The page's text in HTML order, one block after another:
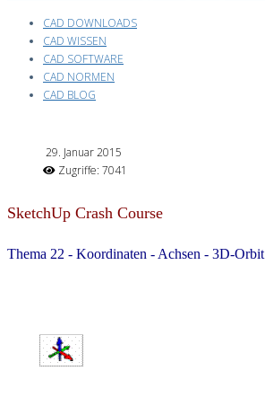
CAD DOWNLOADS
CAD WISSEN
CAD SOFTWARE
CAD NORMEN
CAD BLOG
29. Januar 2015
Zugriffe: 7041
SketchUp Crash Course
Thema 22 - Koordinaten - Achsen - 3D-Orbit